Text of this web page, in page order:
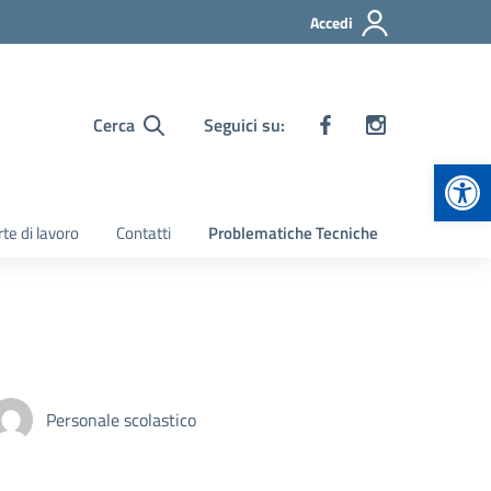
Accedi
Cerca Seguici su:
di lavoro Contatti Problematiche Tecniche
Personale scolastico